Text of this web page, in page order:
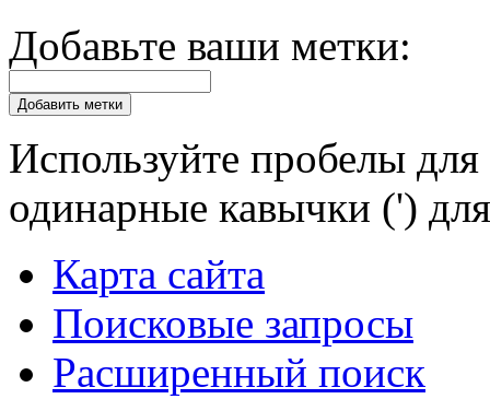
Добавьте ваши метки:
Добавить метки
Используйте пробелы
одинарные кавычки (')
Карта сайта
Поисковые запросы
Расширенный поиск